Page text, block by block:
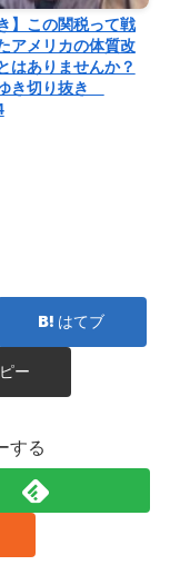
】この関税って戦
アメリカの体質改
はありませんか？
き切り抜き
はてブ
ー
する